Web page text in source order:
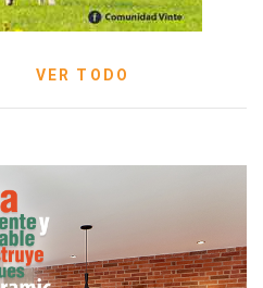
VER TODO